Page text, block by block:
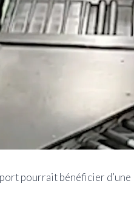
pourrait bénéficier d’une